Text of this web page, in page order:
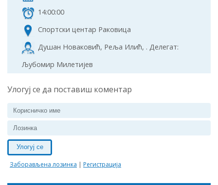
14:00:00
Спортски центар Раковица
Душан Новаковић, Реља Илић, . Делегат:
Љубомир Милетијев
Улогуј се да поставиш коментар
Улогуј се
Заборављена лозинка | Регистрација